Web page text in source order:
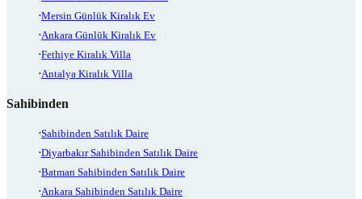
Mersin Günlük Kiralık Ev
Ankara Günlük Kiralık Ev
Fethiye Kiralık Villa
Antalya Kiralık Villa
Sahibinden
Sahibinden Satılık Daire
Diyarbakır Sahibinden Satılık Daire
Batman Sahibinden Satılık Daire
Ankara Sahibinden Satılık Daire